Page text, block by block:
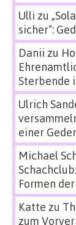
Ulli zu
sicher“:
Danii zu
Sterbende
Ulrich
einer
Michael
Formen
Katte zu
zum